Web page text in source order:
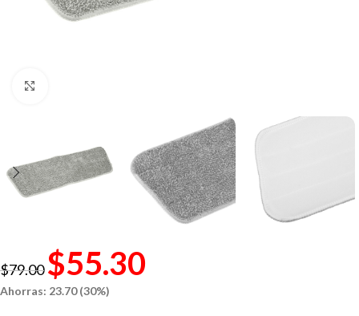
$79.00 $55.30
Ahorras: 23.70 (30%)